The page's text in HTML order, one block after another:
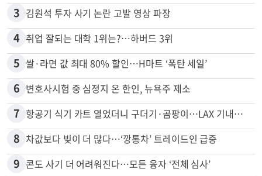
2 5주간 차 안 몰면 최대 600불 지급
3 김원석 투자 사기 논란 고발 영상 파장
4 취업 잘되는 대학 1위는?…하버드 3위
5 쌀·라면 값 최대 80% 할인…H마트 ‘폭탄 세일’
6 변호사시험 중 심정지 온 한인, 뉴욕주 제소
7
8 차값보다 빚이 더 많다…‘깡통차’ 트레이드인 급증